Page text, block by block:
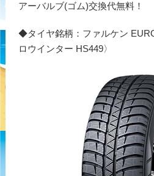
アーバルブ(ゴム)交換代無料！
◆タイヤ銘柄：ファルケン
ロウインター HS449〉